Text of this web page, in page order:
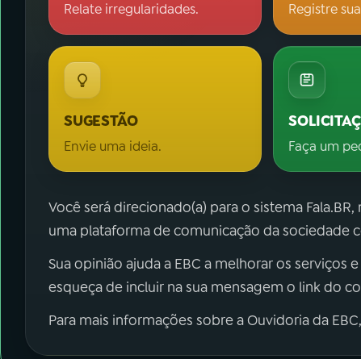
Relate irregularidades. Registre
SUGESTÃO
Envie uma ideia. Faça um
Você será direcionado(a) para o sistema
uma plataforma de comunicação da sociedade
Sua opinião ajuda a EBC a melhorar os
esqueça de incluir na sua mensagem o link do
Para mais informações sobre a Ouvidoria da